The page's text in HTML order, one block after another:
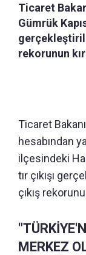
Ticaret
Gümrük
rekorunun
Ticaret
hesabından
ilçesindeki
tır çıkışı
çıkış
MERKEZ